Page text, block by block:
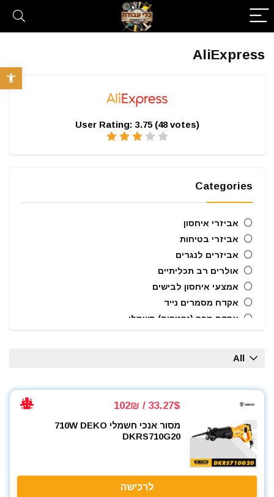
פתח
AliExpress
User Rating: 3.75 (48votes)
Categories
אביזרי איחסון
אביזרי בטיחות
אביזרים לנגרים
אולרים רב תכליתיים
אמצעי איחסון לבישים
אקדח מסמרים נייד
אקדח מרק (נקניקים) חשמלי
בוקסות
ביטים
ביטים, מקדחים ובוקסות
All
33.27$ / 102₪
מסור אנכי חשמלי 710W DEKO
DKRS710G20
לרכישה